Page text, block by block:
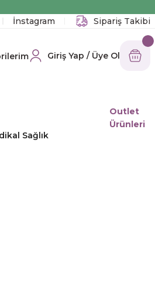
İnstagram Sipariş Takibi
Giriş Yap / Üye Ol
Sağlık
Outlet
Ürünleri